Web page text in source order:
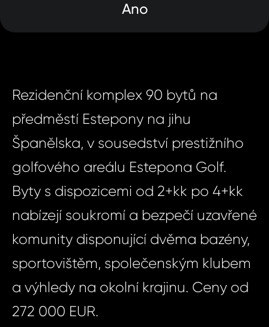
Ano
Rezidenční komplex 90 bytů na
předměstí Estepony na jihu
Španělska, v sousedství prestižního
golfového areálu Estepona Golf.
Byty s dispozicemi od 2+kk po 4+kk
nabízejí soukromí a bezpečí uzavřené
komunity disponující dvěma bazény,
sportovištěm, společenským klubem
a výhledy na okolní krajinu. Ceny od
272 000 EUR.